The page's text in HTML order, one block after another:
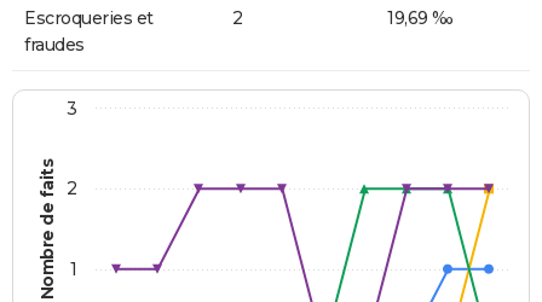
Escroqueries et
fraudes
2 19,69 ‰
Nombre de faits 1
2
3